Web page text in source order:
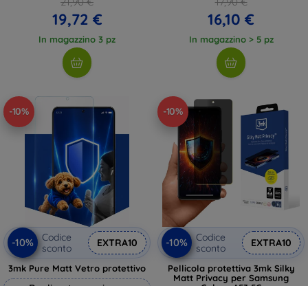
19,72 €
In magazzino 3 pz
16,10 €
In magazzino > 5 pz
-10%
-10%
Codice
sconto
EXTRA10
3mk Pure Matt Vetro protettivo
-10%
-10%
Codice
sconto
EXTRA10
Pellicola protettiva 3mk Silky
Matt Privacy per Samsung